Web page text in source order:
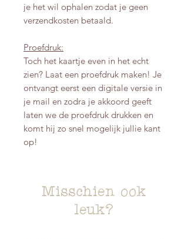
je het wil ophalen zodat je geen
verzendkosten betaald.
Proefdruk:
Toch het kaartje even in het echt
zien? Laat een proefdruk maken! Je
ontvangt eerst een digitale versie in
je mail en zodra je akkoord geeft
laten we de proefdruk drukken en
komt hij zo snel mogelijk jullie kant
op!
Misschien ook
leuk?